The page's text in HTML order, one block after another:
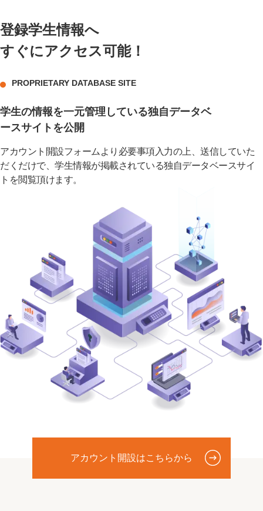
登録学生情報へ
すぐにアクセス可能！
PROPRIETARY DATABASE SITE
学生の情報を一元管理している独自データベ
ースサイトを公開
アカウント開設フォームより必要事項入力の上、送信していた
だくだけで、学生情報が掲載されている独自データベースサイ
トを閲覧頂けます。
アカウント開設はこちらから